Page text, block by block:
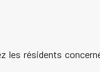
les résidents